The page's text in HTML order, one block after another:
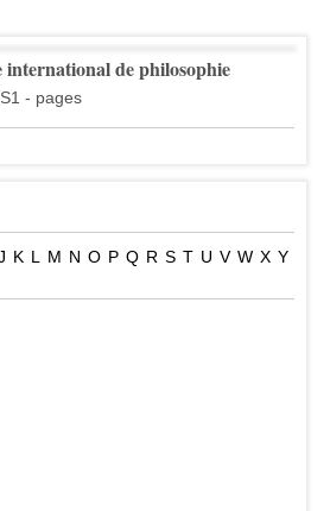
international de philosophie
- pages
K L M N O P Q R S T U V W X Y